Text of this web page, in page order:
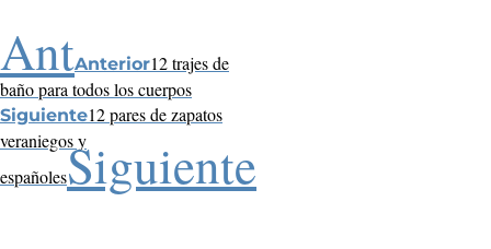
AntAnterior12 trajes de
baño para todos los cuerpos
Siguiente12 pares de zapatos
veraniegos y
españolesSiguiente